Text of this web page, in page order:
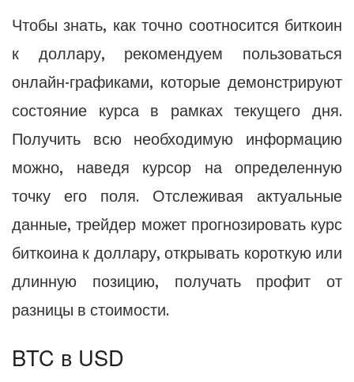
Чтобы знать, как точно соотносится биткоин
к доллару, рекомендуем пользоваться
онлайн-графиками, которые демонстрируют
состояние курса в рамках текущего дня.
Получить всю необходимую информацию
можно, наведя курсор на определенную
точку его поля. Отслеживая актуальные
данные, трейдер может прогнозировать курс
биткоина к доллару, открывать короткую или
длинную позицию, получать профит от
разницы в стоимости.
BTC в USD